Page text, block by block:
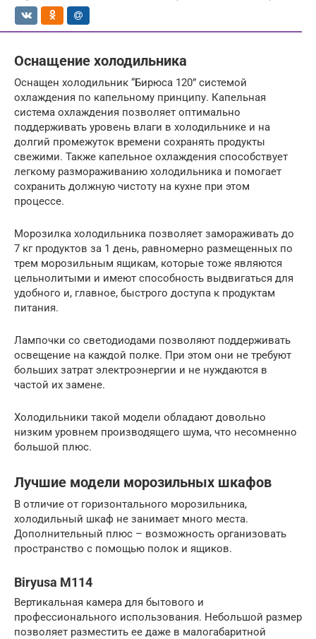
Оснащение холодильника
Оснащен холодильник “Бирюса 120” системой
охлаждения по капельному принципу. Капельная
система охлаждения позволяет оптимально
поддерживать уровень влаги в холодильнике и на
долгий промежуток времени сохранять продукты
свежими. Также капельное охлаждения способствует
легкому размораживанию холодильника и помогает
сохранить должную чистоту на кухне при этом
процессе.
Морозилка холодильника позволяет замораживать до
7 кг продуктов за 1 день, равномерно размещенных по
трем морозильным ящикам, которые тоже являются
цельнолитыми и имеют способность выдвигаться для
удобного и, главное, быстрого доступа к продуктам
питания.
Лампочки со светодиодами позволяют поддерживать
освещение на каждой полке. При этом они не требуют
больших затрат электроэнергии и не нуждаются в
частой их замене.
Холодильники такой модели обладают довольно
низким уровнем производящего шума, что несомненно
большой плюс.
Лучшие модели морозильных шкафов
В отличие от горизонтального морозильника,
холодильный шкаф не занимает много места.
Дополнительный плюс – возможность организовать
пространство с помощью полок и ящиков.
Biryusa M114
Вертикальная камера для бытового и
профессионального использования. Небольшой размер
позволяет разместить ее даже в малогабаритной